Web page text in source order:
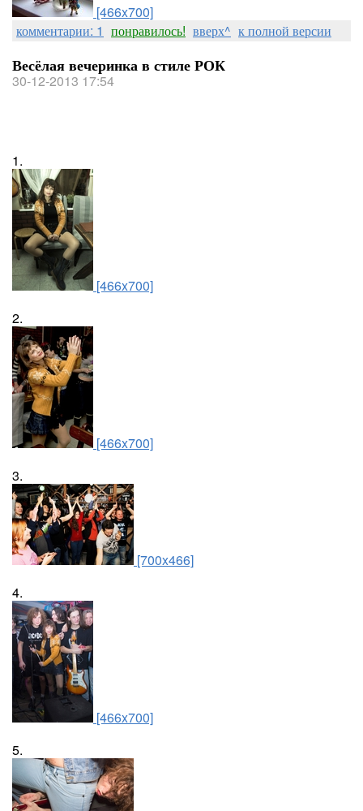
[466x700]
комментарии: 1 понравилось! вверх^ к полной версии
Весёлая вечеринка в стиле РОК
30-12-2013 17:54
1.
[466x700]
2.
[466x700]
3.
[700x466]
4.
[466x700]
5.